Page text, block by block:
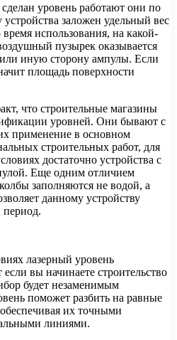
уровень работают они по
заложен удельный вес
использования, на какой-
пузырек оказывается
или иную сторону ампулы. Если
площадь поверхности
что строительные магазины
уровней. Они бывают с
применение в основном
строительных работ, для
достаточно устройства с
Еще одним отличием
заполняются не водой, а
данному устройству
период.
лазерный уровень
вы начинаете строительство
будет незаменимым
поможет разбить на равные
их точными
линиями.